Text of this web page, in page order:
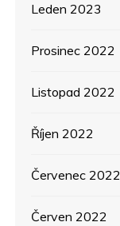
Leden 2023
Prosinec 2022
Listopad 2022
Říjen 2022
Červenec 2022
Červen 2022